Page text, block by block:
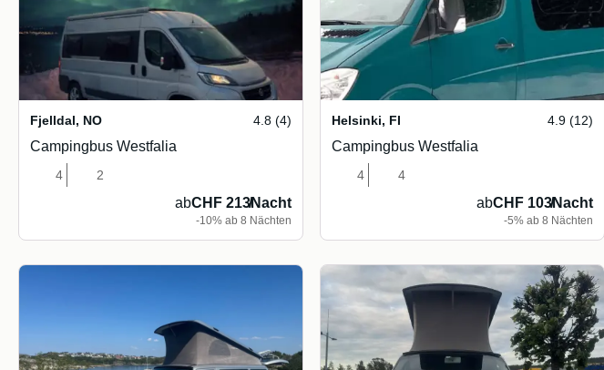
Fjelldal, NO 4.8 (4)
Campingbus Westfalia
4 2
abCHF 213/Nacht
-10% ab 8 Nächten
Helsinki, FI 4.9 (12)
Campingbus Westfalia
4 4
abCHF 103/Nacht
-5% ab 8 Nächten